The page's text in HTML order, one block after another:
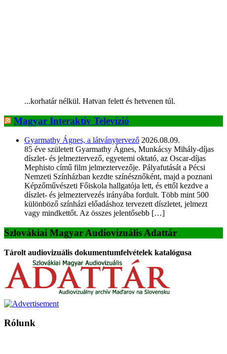
...korhatár nélkül. Hatvan felett és hetvenen túl.
Magyar Interaktív Televízió
Gyarmathy Ágnes, a látványtervező 2026.08.09.
85 éve született Gyarmathy Ágnes, Munkácsy Mihály-díjas
díszlet- és jelmeztervező, egyetemi oktató, az Oscar-díjas
Mephisto című film jelmeztervezője. Pályafutását a Pécsi
Nemzeti Színházban kezdte színésznőként, majd a poznani
Képzőművészeti Főiskola hallgatója lett, és ettől kezdve a
díszlet- és jelmeztervezés irányába fordult. Több mint 500
különböző színházi előadáshoz tervezett díszletet, jelmezt
vagy mindkettőt. Az összes jelentősebb […]
Szlovákiai Magyar Audiovizuális Adattár
Tárolt audiovizuális dokumentumfelvételek katalógusa
Rólunk